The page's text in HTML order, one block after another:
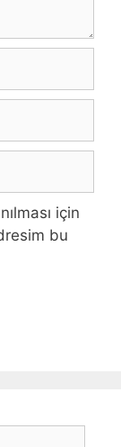
için
bu